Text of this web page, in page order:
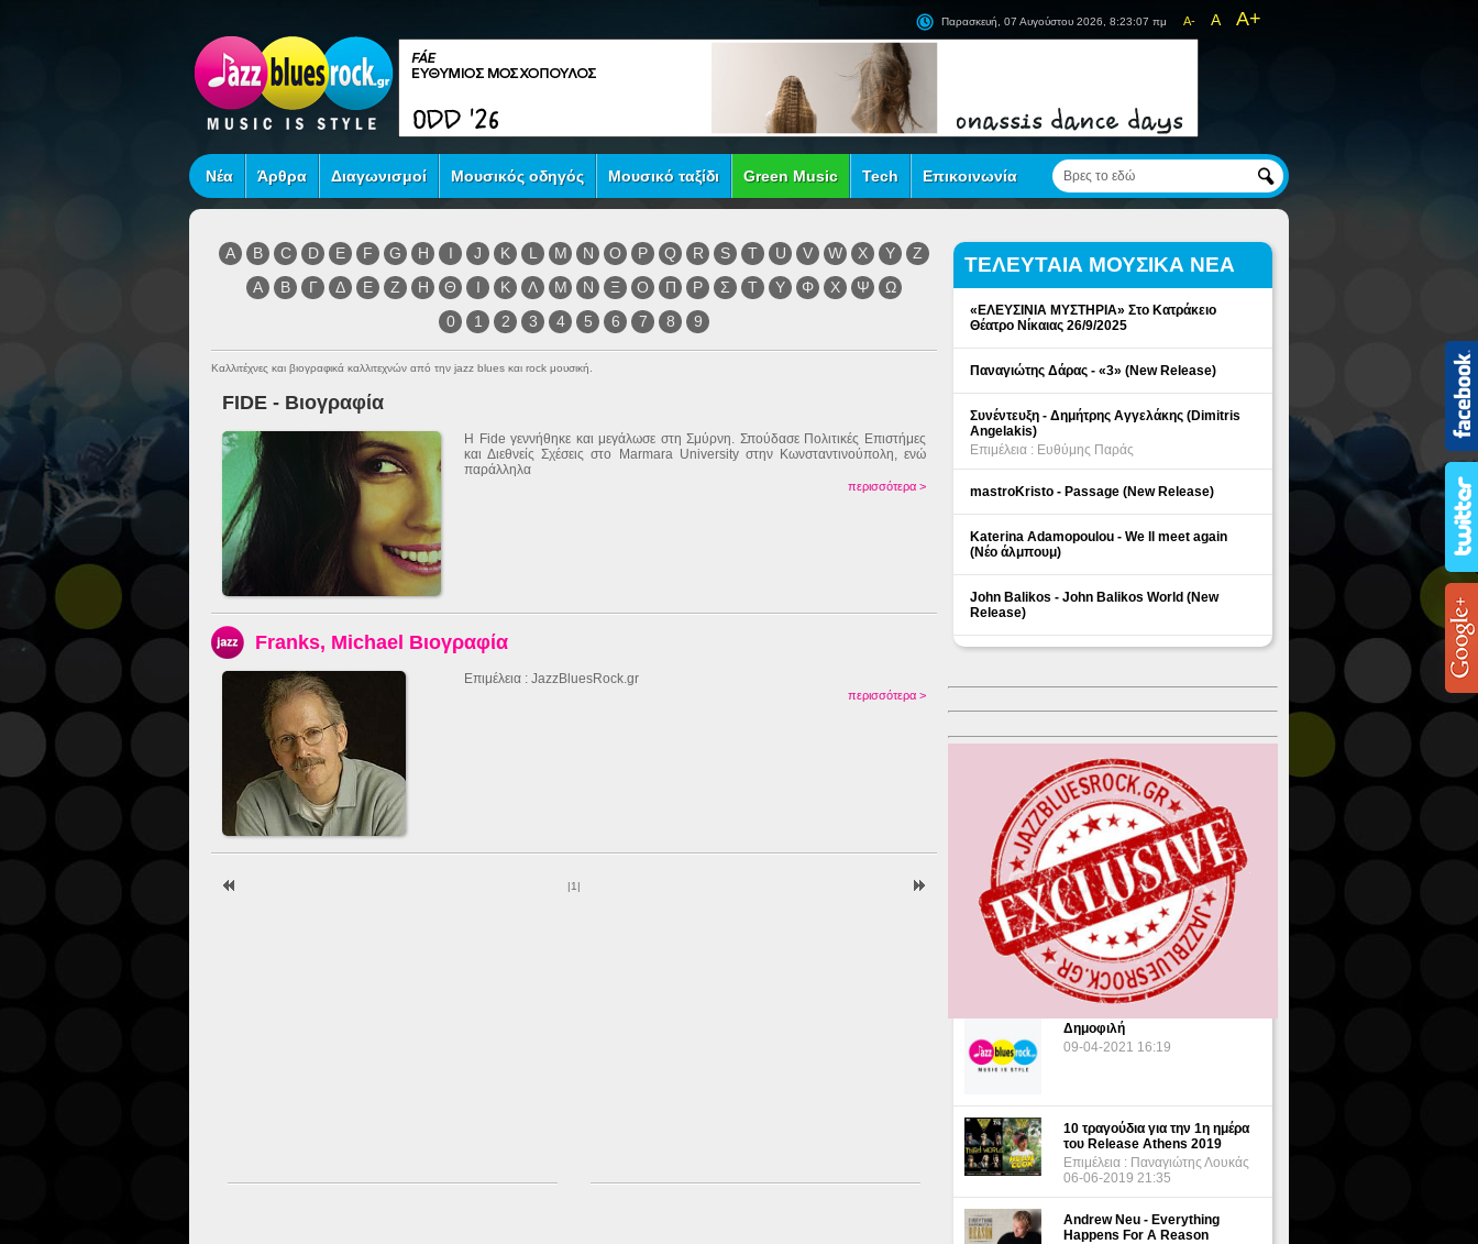
A- A A+
Παρασκευή, 07 Αυγούστου 2026, 8:23:07 πμ
Νέα Άρθρα Διαγωνισμοί Μουσικός οδηγός Μουσικό ταξίδι Green Music Tech Επικοινωνία
A B C D E F G H I J K L M N O P Q R S T U V W X Y
Z
Α
Β Γ Δ Ε Ζ Η Θ Ι Κ Λ Μ Ν Ξ Ο Π Ρ Σ Τ Υ Φ Χ Ψ
Ω
0
1 2 3 4 5 6 7 8 9
Καλλιτέχνες και βιογραφικά καλλιτεχνών από την jazz blues και rock μουσική.
FIDE - Βιογραφία
Η Fide γεννήθηκε και μεγάλωσε στη Σμύρνη. Σπούδασε Πολιτικές Επιστήμες
και Διεθνείς Σχέσεις στο Marmara University στην Κωνσταντινούπολη, ενώ
παράλληλα
περισσότερα >
Franks, Michael Βιογραφία
Επιμέλεια : JazzBluesRock.gr
περισσότερα >
|1 |
ΤΕΛΕΥΤΑΙΑ ΜΟΥΣΙΚΑ ΝΕΑ
«ΕΛΕΥΣΙΝΙΑ ΜΥΣΤΗΡΙΑ» Στο Κατράκειο
Θέατρο Νίκαιας 26/9/2025
Παναγιώτης Δάρας - «3» (New Release)
Συνέντευξη - Δημήτρης Αγγελάκης (Dimitris
Angelakis)
Επιμέλεια : Ευθύμης Παράς
mastroKristo - Passage (New Release)
Katerina Adamopoulou - We ll meet again
(Νέο άλμπουμ)
John Balikos - John Balikos World (New
Release)
ΔΗΜΟΦΙΛΗ ΘΕΜΑΤΑ
Δημοφιλή
09-04-2021 16:19
10 τραγούδια για την 1η ημέρα
του Release Athens 2019
Επιμέλεια : Παναγιώτης Λουκάς
06-06-2019 21:35
Andrew Neu - Everything
Happens For A Reason